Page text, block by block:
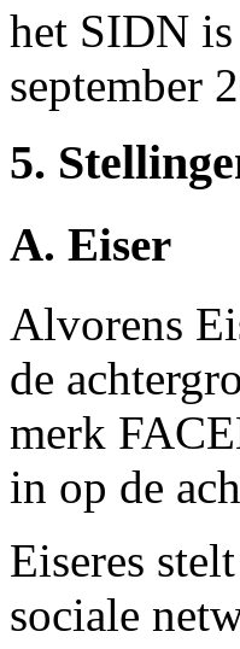
het SIDN
september
5.
A. Eiser
Alvorens
de
merk
in op de
Eiseres
sociale